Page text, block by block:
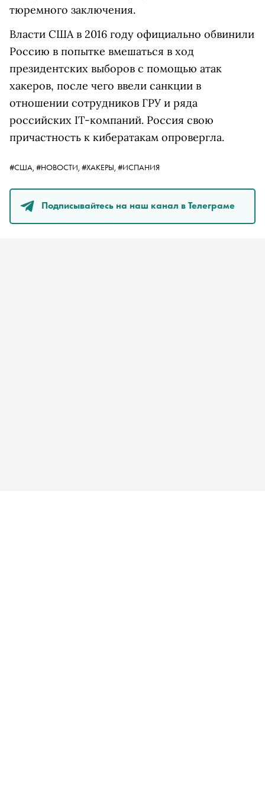
тюремного заключения.
Власти США в 2016 году официально обвинили
Россию в попытке вмешаться в ход
президентских выборов с помощью атак
хакеров, после чего ввели санкции в
отношении сотрудников ГРУ и ряда
российских IT-компаний. Россия свою
причастность к кибератакам опровергла.
#США, #НОВОСТИ, #ХАКЕРЫ, #ИСПАНИЯ
Подписывайтесь на наш канал в Телеграме